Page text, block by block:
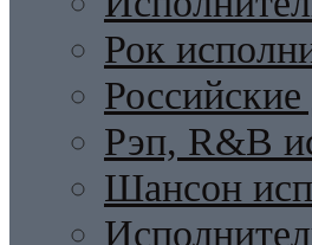
Рок
Рэп, R&B
Шансон